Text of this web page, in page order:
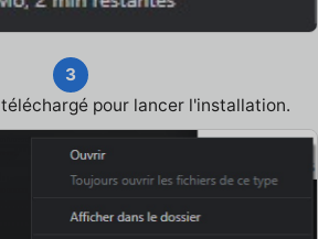
3
téléchargé pour lancer l'installation.